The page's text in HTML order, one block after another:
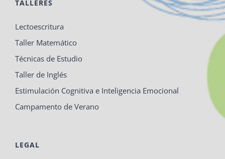
TALLERES
Lectoescritura
Taller Matemático
Técnicas de Estudio
Taller de Inglés
Estimulación Cognitiva e Inteligencia Emocional
Campamento de Verano
LEGAL